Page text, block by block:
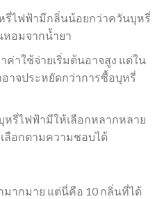
รี่ไฟฟ้ามีกลิ่นน้อยกว่าควันบุหรี่
อมจากน้ำยา
ค่าใช้จ่ายเริ่มต้นอาจสูง แต่ใน
าจประหยัดกว่าการซื้อบุหรี่
หรี่ไฟฟ้ามีให้เลือกหลากหลาย
ลือกตามความชอบได้
ากมาย แต่นี่คือ 10 กลิ่นที่ได้